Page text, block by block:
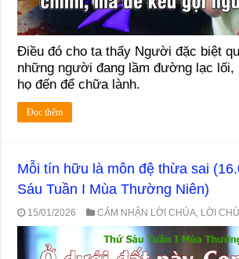
Điều đó cho ta thấy Người đặc biệt
những người đang lầm đường lạc
họ đến để chữa lành.
Đọc thêm
Mỗi tín hữu là môn đệ thừa sai
Sáu Tuần I Mùa Thường Niên)
15/01/2026 CẢM NHẬN LỜI CHÚA, LỜI